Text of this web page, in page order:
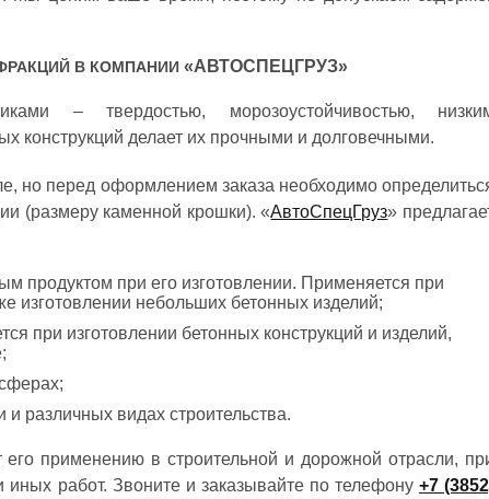
В КОМПАНИИ «АВТОСПЕЦГРУЗ»
– твердостью, морозоустойчивостью,
конструкций делает их прочными и долговечными.
но перед оформлением заказа необходимо
(размеру каменной крошки). «АвтоСпецГруз»
продуктом при его изготовлении. Применяется при
изготовлении небольших бетонных изделий;
при изготовлении бетонных конструкций и изделий,
различных видах строительства.
применению в строительной и дорожной отрасли,
работ. Звоните и заказывайте по телефону +7